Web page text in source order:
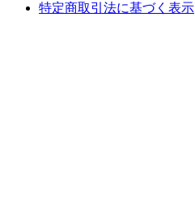
特定商取引法に基づく表示